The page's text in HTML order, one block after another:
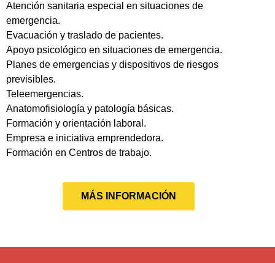
Atención sanitaria especial en situaciones de
emergencia.
Evacuación y traslado de pacientes.
Apoyo psicológico en situaciones de emergencia.
Planes de emergencias y dispositivos de riesgos
previsibles.
Teleemergencias.
Anatomofisiología y patología básicas.
Formación y orientación laboral.
Empresa e iniciativa emprendedora.
Formación en Centros de trabajo.
MÁS INFORMACIÓN